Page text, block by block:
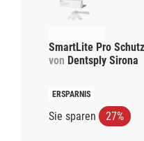
SmartLite Pro
von Dentsply Sirona
Sie sparen 27%